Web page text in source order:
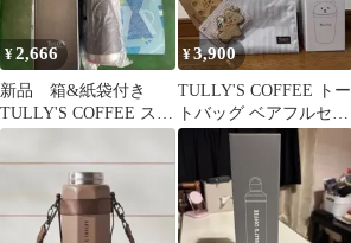
¥2,666
新品 箱&紙袋付き
TULLY'S COFFEE ステ
ンレス製携帯用まほう
びん
¥3,900
TULLY'S COFFEE トー
トバッグ ベアフルセッ
ト